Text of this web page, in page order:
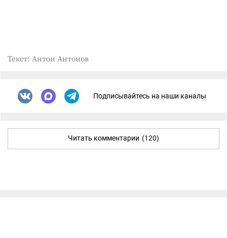
Текст: Антон Антонов
Подписывайтесь на наши каналы
Читать комментарии (120)